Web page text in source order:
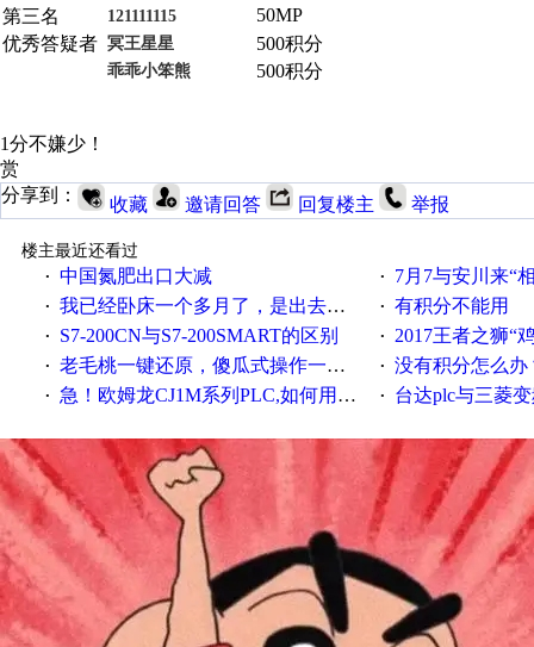
第三名
121111115
50MP
优秀答疑者 冥王星星 500积分
乖乖小笨熊 500积分
1分不嫌少！
赏
分享到：
收藏 邀请回答 回复楼主 举报
楼主最近还看过
· 中国氮肥出口大减 · 7月7与安川来“
· 我已经卧床一个多月了，是出去安装机械手在高速遭遇车祸所致:大家工作都要特别注意啊 · 有积分不能用
· S7-200CN与S7-200SMART的区别 · 2017王者之狮“鸡”情签到
· 老毛桃一键还原，傻瓜式操作一键轻松备份还原；程序为向导式安装，一键即可实现自动备份或还原系统。 · 没有积分怎么办
· 急！欧姆龙CJ1M系列PLC,如何用时间控制变频器。要求时间在组态王中可以自由输入！拜托各位大神了！ · 台达plc与三菱